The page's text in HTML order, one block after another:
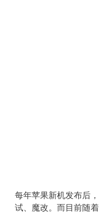
每年苹果新机发布后
试、魔改。而目前随